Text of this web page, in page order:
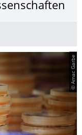
© Amac Garbe